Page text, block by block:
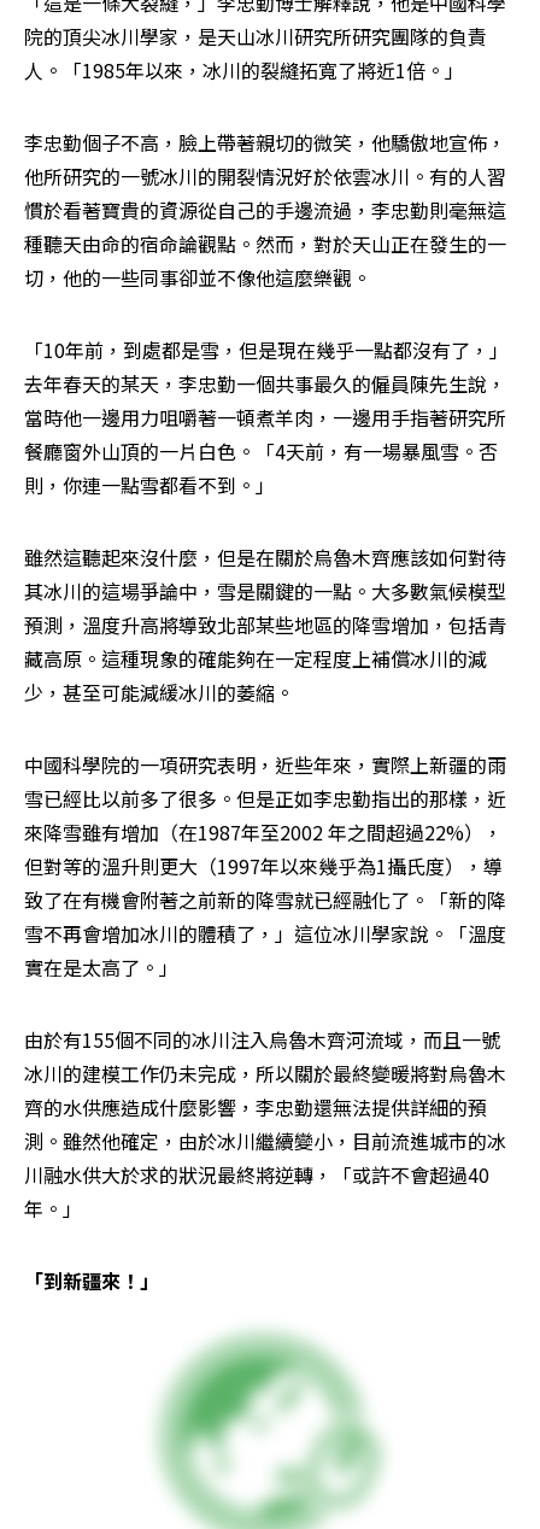
院的頂尖冰川學家，是天山冰川研究所研究團隊的負責
人。「1985年以來，冰川的裂縫拓寬了將近1倍。」
李忠勤個子不高，臉上帶著親切的微笑，他驕傲地宣佈，
他所研究的一號冰川的開裂情況好於依雲冰川。有的人習
慣於看著寶貴的資源從自己的手邊流過，李忠勤則毫無這
種聽天由命的宿命論觀點。然而，對於天山正在發生的一
切，他的一些同事卻並不像他這麼樂觀。
「10年前，到處都是雪，但是現在幾乎一點都沒有了，」
去年春天的某天，李忠勤一個共事最久的僱員陳先生說，
當時他一邊用力咀嚼著一頓煮羊肉，一邊用手指著研究所
餐廳窗外山頂的一片白色。「4天前，有一場暴風雪。否
則，你連一點雪都看不到。」
雖然這聽起來沒什麼，但是在關於烏魯木齊應該如何對待
其冰川的這場爭論中，雪是關鍵的一點。大多數氣候模型
預測，溫度升高將導致北部某些地區的降雪增加，包括青
藏高原。這種現象的確能夠在一定程度上補償冰川的減
少，甚至可能減緩冰川的萎縮。
中國科學院的一項研究表明，近些年來，實際上新疆的雨
雪已經比以前多了很多。但是正如李忠勤指出的那樣，近
來降雪雖有增加（在1987年至2002 年之間超過22%），
但對等的溫升則更大（1997年以來幾乎為1攝氏度），導
致了在有機會附著之前新的降雪就已經融化了。「新的降
雪不再會增加冰川的體積了，」這位冰川學家說。「溫度
實在是太高了。」
由於有155個不同的冰川注入烏魯木齊河流域，而且一號
冰川的建模工作仍未完成，所以關於最終變暖將對烏魯木
齊的水供應造成什麼影響，李忠勤還無法提供詳細的預
測。雖然他確定，由於冰川繼續變小，目前流進城市的冰
川融水供大於求的狀況最終將逆轉，「或許不會超過40
年。」
「到新疆來！」